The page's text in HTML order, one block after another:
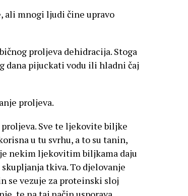
ali mnogi ljudi čine upravo
proljeva dehidracija. Stoga
dana pijuckati vodu ili hladni čaj
proljeva.
Sve te ljekovite biljke
u tu svrhu, a to su tanin,
nekim ljekovitim biljkama daju
tkiva. To djelovanje
se vezuje za proteinski sloj